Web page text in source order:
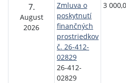
7.
August
2026
Zmluva o
poskytnutí
finančných
prostriedkov
č. 26-412-
02829
26-412-
02829
3